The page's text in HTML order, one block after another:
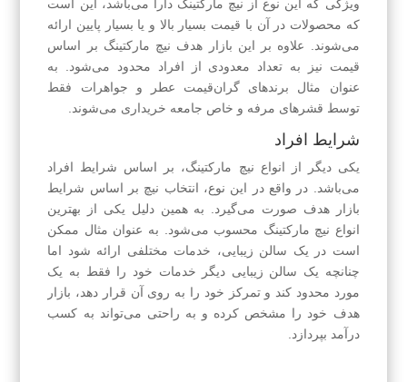
ویژگی که این نوع از نیچ مارکتینگ دارا می‌باشد، این است
که محصولات در آن با قیمت بسیار بالا و یا بسیار پایین ارائه
می‌شوند. علاوه بر این بازار هدف نیچ مارکتینگ بر اساس
قیمت نیز به تعداد معدودی از افراد محدود می‌شود. به
عنوان مثال برندهای گران‌قیمت عطر و جواهرات فقط
توسط قشرهای مرفه و خاص جامعه خریداری می‌شوند.
شرایط افراد
یکی دیگر از انواع نیچ مارکتینگ، بر اساس شرایط افراد
می‌باشد. در واقع در این نوع، انتخاب نیچ بر اساس شرایط
بازار هدف صورت می‌گیرد. به همین دلیل یکی از بهترین
انواع نیچ مارکتینگ محسوب می‌شود. به عنوان مثال ممکن
است در یک سالن زیبایی، خدمات مختلفی ارائه شود اما
چنانچه یک سالن زیبایی دیگر خدمات خود را فقط به یک
مورد محدود کند و تمرکز خود را به روی آن قرار دهد، بازار
هدف خود را مشخص کرده و به راحتی می‌تواند به کسب
درآمد بپردازد.